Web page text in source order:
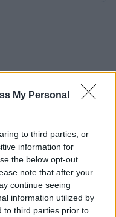
My Personal
to third parties, or
information for
the below opt-out
note that after your
continue seeing
information utilized by
to third parties prior to